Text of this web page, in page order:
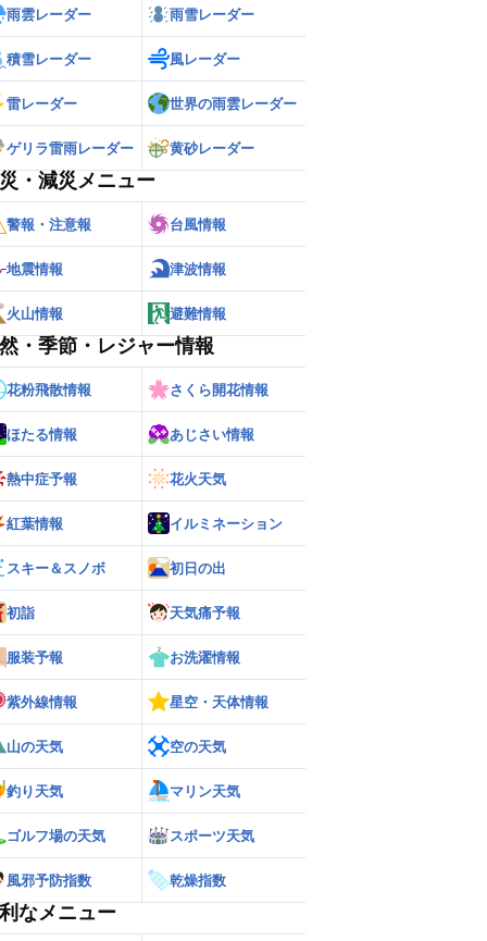
雨雲レーダー 雨雪レーダー
積雪レーダー 風レーダー
雷レーダー 世界の雨雲レーダー
ゲリラ雷雨レーダー 黄砂レーダー
・減災メニュー
警報・注意報 台風情報
地震情報 津波情報
火山情報 避難情報
・季節・レジャー情報
花粉飛散情報 さくら開花情報
ほたる情報 あじさい情報
熱中症予報 花火天気
紅葉情報 イルミネーション
スキー＆スノボ 初日の出
初詣 天気痛予報
服装予報 お洗濯情報
紫外線情報 星空・天体情報
山の天気 空の天気
釣り天気 マリン天気
ゴルフ場の天気 スポーツ天気
風邪予防指数 乾燥指数
なメニュー